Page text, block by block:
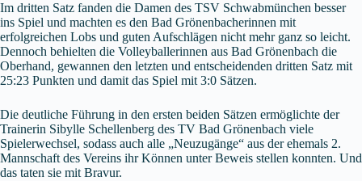
Im dritten Satz fanden die Damen des TSV Schwabmünchen besser
ins Spiel und machten es den Bad Grönenbacherinnen mit
erfolgreichen Lobs und guten Aufschlägen nicht mehr ganz so leicht.
Dennoch behielten die Volleyballerinnen aus Bad Grönenbach die
Oberhand, gewannen den letzten und entscheidenden dritten Satz mit
25:23 Punkten und damit das Spiel mit 3:0 Sätzen.
Die deutliche Führung in den ersten beiden Sätzen ermöglichte der
Trainerin Sibylle Schellenberg des TV Bad Grönenbach viele
Spielerwechsel, sodass auch alle „Neuzugänge“ aus der ehemals 2.
Mannschaft des Vereins ihr Können unter Beweis stellen konnten. Und
das taten sie mit Bravur.